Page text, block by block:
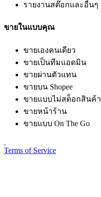
รายงานสต๊อกและอื่นๆ
ขายในแบบคุณ
ขายเองคนเดียว
ขายเป็นทีมแอดมิน
ขายผ่านตัวแทน
ขายบน Shopee
ขายแบบไม่สต็อกสินค้า
ขายหน้าร้าน
ขายแบบ On The Go
Terms of Service